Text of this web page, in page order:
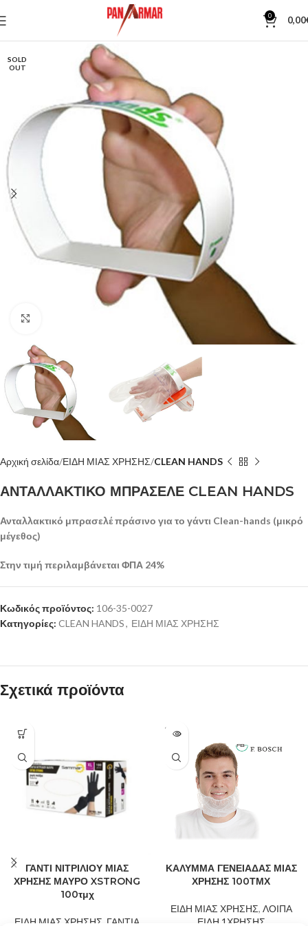
0 0,00
SOLD
OUT
Αρχική σελίδα ΕΙΔΗ ΜΙΑΣ ΧΡΗΣΗΣ CLEAN HANDS
ΑΝΤΑΛΛΑΚΤΙΚΟ ΜΠΡΑΣΕΛΕ CLEAN HANDS
Ανταλλακτικό μπρασελέ πράσινο για το γάντι Clean-hands (μικρό
μέγεθος)
Στην τιμή περιλαμβάνεται ΦΠΑ 24%
Κωδικός προϊόντος: 106-35-0027
Κατηγορίες: CLEAN HANDS, ΕΙΔΗ ΜΙΑΣ ΧΡΗΣΗΣ
Σχετικά προϊόντα
ΓΑΝΤΙ ΝΙΤΡΙΛΙΟΥ ΜΙΑΣ
ΧΡΗΣΗΣ ΜΑΥΡΟ XSTRONG
100τμχ
ΕΙΔΗ ΜΙΑΣ ΧΡΗΣΗΣ ΓΑΝΤΙΑ
SOLD
OUT
ΚΑΛΥΜΜΑ ΓΕΝΕΙΑΔΑΣ ΜΙΑΣ
ΧΡΗΣΗΣ 100ΤΜΧ
ΕΙΔΗ ΜΙΑΣ ΧΡΗΣΗΣ, ΛΟΙΠΑ
ΕΙΔΗ 1ΧΡΗΣΗΣ